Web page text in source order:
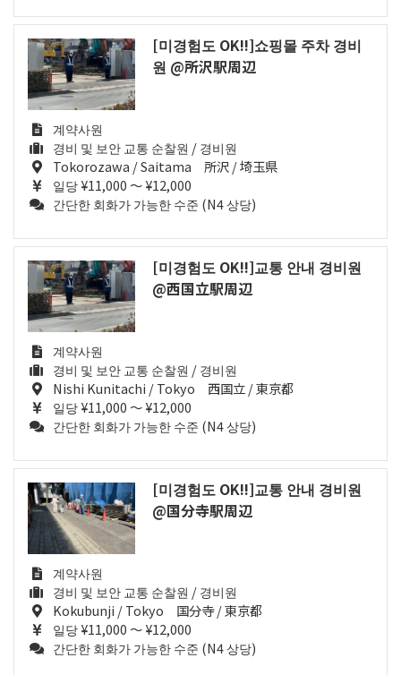
[미경험도 OK!!]쇼핑몰 주차 경비
원 @所沢駅周辺
계약사원
경비 및 보안 교통 순찰원 / 경비원
Tokorozawa / Saitama 所沢 / 埼玉県
일당 ¥11,000 ～ ¥12,000
간단한 회화가 가능한 수준 (N4 상당)
[미경험도 OK!!]교통 안내 경비원
@西国立駅周辺
계약사원
경비 및 보안 교통 순찰원 / 경비원
Nishi Kunitachi / Tokyo 西国立 / 東京都
일당 ¥11,000 ～ ¥12,000
간단한 회화가 가능한 수준 (N4 상당)
[미경험도 OK!!]교통 안내 경비원
@国分寺駅周辺
계약사원
경비 및 보안 교통 순찰원 / 경비원
Kokubunji / Tokyo 国分寺 / 東京都
일당 ¥11,000 ～ ¥12,000
간단한 회화가 가능한 수준 (N4 상당)